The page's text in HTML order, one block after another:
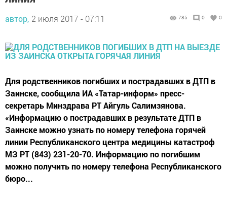
автор, 2 июля 2017 - 07:11 785 0 0
Для родственников погибших и пострадавших в ДТП в
Заинске, сообщила ИА «Татар-информ» пресс-
секретарь Минздрава РТ Айгуль Салимзянова.
«Информацию о пострадавших в результате ДТП в
Заинске можно узнать по номеру телефона горячей
линии Республиканского центра медицины катастроф
МЗ РТ (843) 231-20-70. Информацию по погибшим
можно получить по номеру телефона Республиканского
бюро...